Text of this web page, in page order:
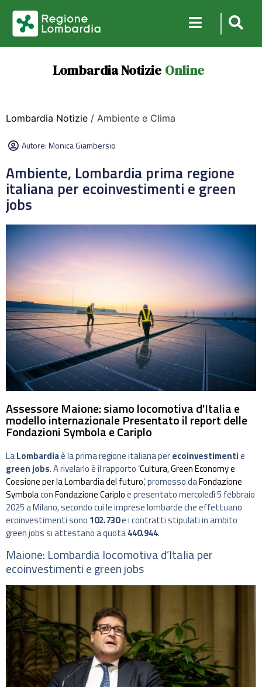
Lombardia Notizie Online
Lombardia Notizie / Ambiente e Clima
Autore:Monica Giambersio
Ambiente, Lombardia prima regione
italiana per ecoinvestimenti e green
jobs
Assessore Maione: siamo locomotiva d'Italia e
modello internazionale Presentato il report delle
Fondazioni Symbola e Cariplo
LaLombardiaè la prima regione italiana perecoinvestimentie
green jobs. A rivelarlo è il rapporto ‘Cultura, Green Economy e
Coesione per la Lombardia del futuro‘, promosso daFondazione
SymbolaconFondazione Cariploe presentato mercoledì 5 febbraio
2025 a Milano, secondo cui le imprese lombarde che effettuano
ecoinvestimenti sono 102.730e i contratti stipulati in ambito
green jobs si attestano a quota440.944.
Maione: Lombardia locomotiva d’Italia per
ecoinvestimenti e green jobs